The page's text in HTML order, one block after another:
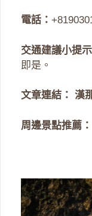
電話：
交通建議小提示
即是。
文章連結： 漢
周邊景點推薦：